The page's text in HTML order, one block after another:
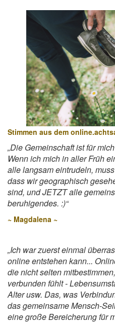
Stimmen aus dem
„Die Gemeinschaft ist für
Wenn ich mich in aller Früh
alle langsam eintrudeln,
dass wir geographisch
sind, und JETZT alle
beruhigendes. :)“
~ Magdalena ~
„Ich war zuerst einmal
online entstehen kann...
die nicht selten
verbunden fühlt -
Alter usw. Das, was
das gemeinsame Mensch-
eine große Bereicherung für